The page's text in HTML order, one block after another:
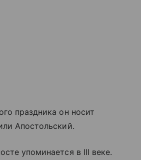
праздника он носит
Апостольский.
упоминается в III веке.